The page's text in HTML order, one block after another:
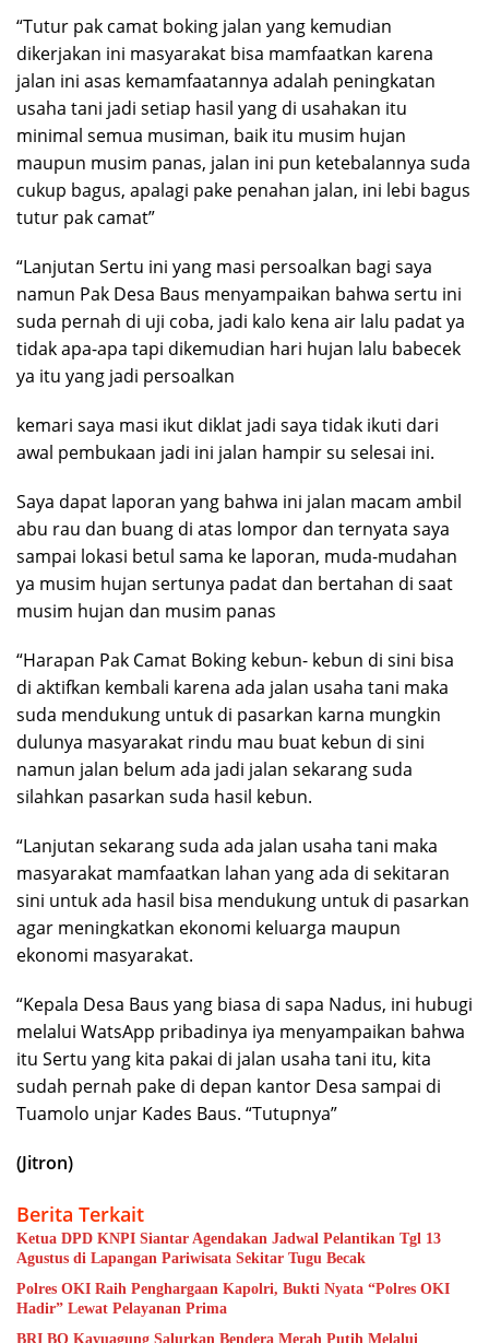
“Tutur pak camat boking jalan yang kemudian
dikerjakan ini masyarakat bisa mamfaatkan karena
jalan ini asas kemamfaatannya adalah peningkatan
usaha tani jadi setiap hasil yang di usahakan itu
minimal semua musiman, baik itu musim hujan
maupun musim panas, jalan ini pun ketebalannya suda
cukup bagus, apalagi pake penahan jalan, ini lebi bagus
tutur pak camat”
“Lanjutan Sertu ini yang masi persoalkan bagi saya
namun Pak Desa Baus menyampaikan bahwa sertu ini
suda pernah di uji coba, jadi kalo kena air lalu padat ya
tidak apa-apa tapi dikemudian hari hujan lalu babecek
ya itu yang jadi persoalkan
kemari saya masi ikut diklat jadi saya tidak ikuti dari
awal pembukaan jadi ini jalan hampir su selesai ini.
Saya dapat laporan yang bahwa ini jalan macam ambil
abu rau dan buang di atas lompor dan ternyata saya
sampai lokasi betul sama ke laporan, muda-mudahan
ya musim hujan sertunya padat dan bertahan di saat
musim hujan dan musim panas
“Harapan Pak Camat Boking kebun- kebun di sini bisa
di aktifkan kembali karena ada jalan usaha tani maka
suda mendukung untuk di pasarkan karna mungkin
dulunya masyarakat rindu mau buat kebun di sini
namun jalan belum ada jadi jalan sekarang suda
silahkan pasarkan suda hasil kebun.
“Lanjutan sekarang suda ada jalan usaha tani maka
masyarakat mamfaatkan lahan yang ada di sekitaran
sini untuk ada hasil bisa mendukung untuk di pasarkan
agar meningkatkan ekonomi keluarga maupun
ekonomi masyarakat.
“Kepala Desa Baus yang biasa di sapa Nadus, ini hubugi
melalui WatsApp pribadinya iya menyampaikan bahwa
itu Sertu yang kita pakai di jalan usaha tani itu, kita
sudah pernah pake di depan kantor Desa sampai di
Tuamolo unjar Kades Baus. “Tutupnya”
(Jitron)
Berita Terkait
Ketua DPD KNPI Siantar Agendakan Jadwal Pelantikan Tgl 13
Agustus di Lapangan Pariwisata Sekitar Tugu Becak
Polres OKI Raih Penghargaan Kapolri, Bukti Nyata “Polres OKI
Hadir” Lewat Pelayanan Prima
BRI BO Kayuagung Salurkan Bendera Merah Putih Melalui